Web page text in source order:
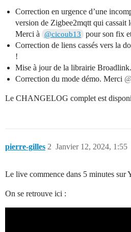
Correction en urgence d’une
version de Zigbee2mqtt qui cassait
Merci à
@cicoub13
pour son fix
Correction de liens cassés vers la
!
Mise à jour de la librairie
Correction du mode démo. Merci
Le CHANGELOG complet est
pierre-gilles Janvier 12, 2024, 1:55
2
Le live commence dans 5 minutes sur
On se retrouve ici :